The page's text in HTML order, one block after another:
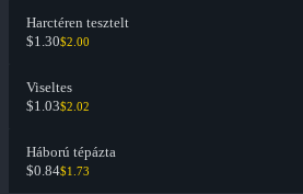
Harctéren tesztelt
$1.30$2.00
Viseltes
$1.03$2.02
Háború tépázta
$0.84$1.73